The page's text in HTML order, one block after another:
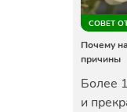
СОВЕТ
Почему
причины
Более
и